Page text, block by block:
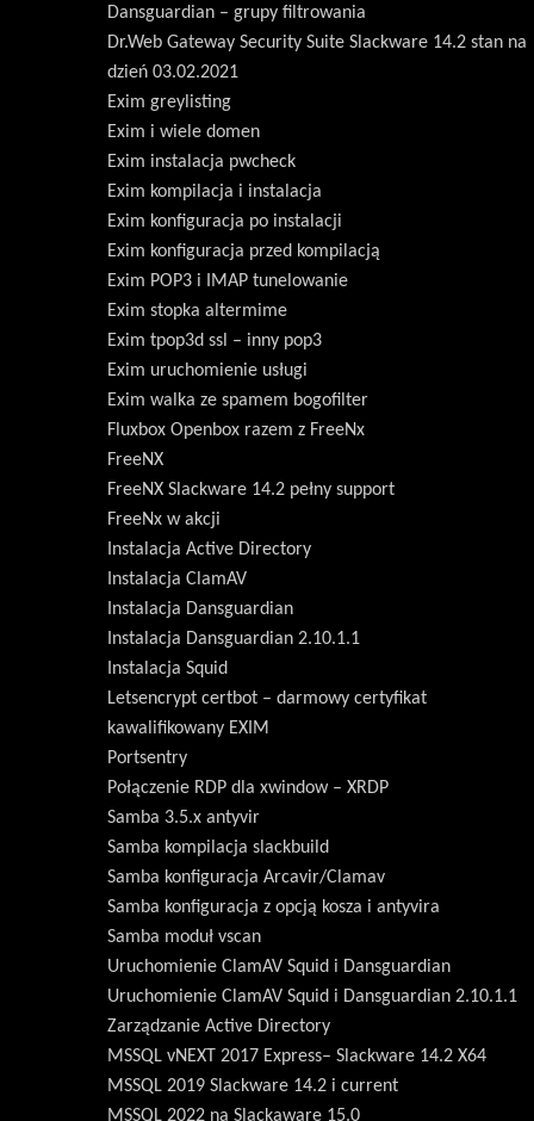
Dansguardian – grupy filtrowania
Dr.Web Gateway Security Suite Slackware 14.2 stan na
dzień 03.02.2021
Exim greylisting
Exim i wiele domen
Exim instalacja pwcheck
Exim kompilacja i instalacja
Exim konfiguracja po instalacji
Exim konfiguracja przed kompilacją
Exim POP3 i IMAP tunelowanie
Exim stopka altermime
Exim tpop3d ssl – inny pop3
Exim uruchomienie usługi
Exim walka ze spamem bogofilter
Fluxbox Openbox razem z FreeNx
FreeNX
FreeNX Slackware 14.2 pełny support
FreeNx w akcji
Instalacja Active Directory
Instalacja ClamAV
Instalacja Dansguardian
Instalacja Dansguardian 2.10.1.1
Instalacja Squid
Letsencrypt certbot – darmowy certyfikat
kawalifikowany EXIM
Portsentry
Połączenie RDP dla xwindow – XRDP
Samba 3.5.x antyvir
Samba kompilacja slackbuild
Samba konfiguracja Arcavir/Clamav
Samba konfiguracja z opcją kosza i antyvira
Samba moduł vscan
Uruchomienie ClamAV Squid i Dansguardian
Uruchomienie ClamAV Squid i Dansguardian 2.10.1.1
Zarządzanie Active Directory
MSSQL vNEXT 2017 Express– Slackware 14.2 X64
MSSQL 2019 Slackware 14.2 i current
MSSQL 2022 na Slackaware 15.0